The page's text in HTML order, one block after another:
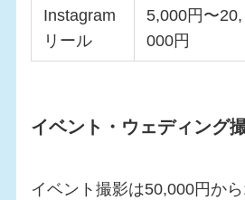
Instagram
リール
5,000円〜20,
000円
イベント・ウェディング
イベント撮影は50,000円か